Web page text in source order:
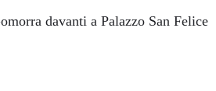
davanti a Palazzo San Felice